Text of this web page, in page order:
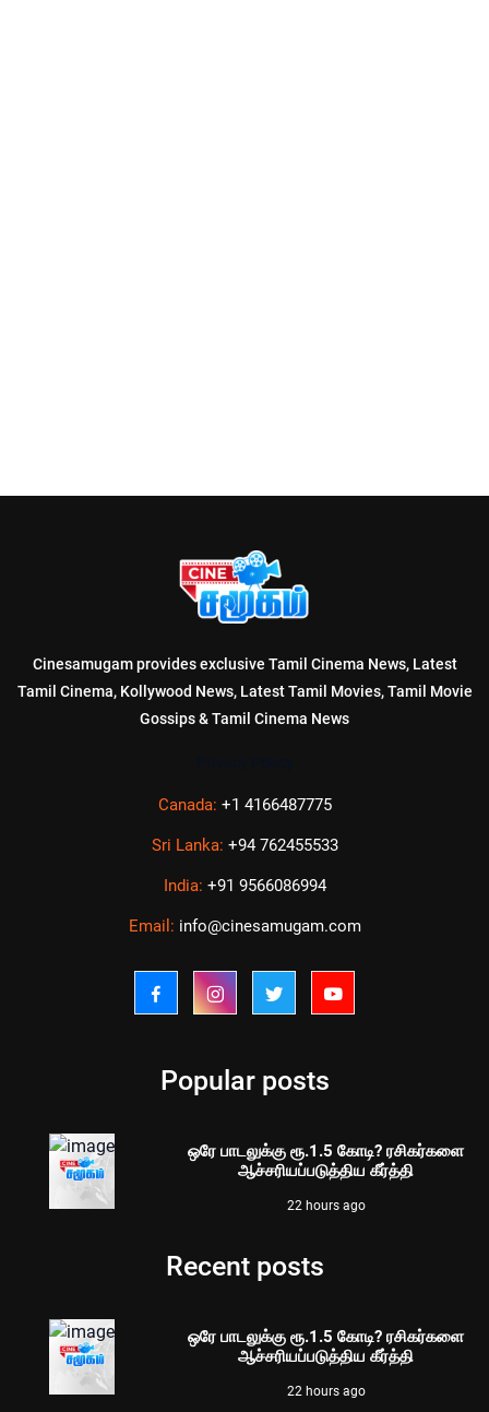
Cinesamugam provides exclusive Tamil Cinema News, Latest
Tamil Cinema, Kollywood News, Latest Tamil Movies, Tamil Movie
Gossips & Tamil Cinema News
Canada: +1 4166487775
Sri Lanka: +94 762455533
India: +91 9566086994
Email: info@cinesamugam.com
Popular posts
ஒரே பாடலுக்கு ரூ.1.5 கோடி? ரசிகர்களை
ஆச்சரியப்படுத்திய கீர்த்தி
22 hours ago
Recent posts
ஒரே பாடலுக்கு ரூ.1.5 கோடி? ரசிகர்களை
ஆச்சரியப்படுத்திய கீர்த்தி
22 hours ago